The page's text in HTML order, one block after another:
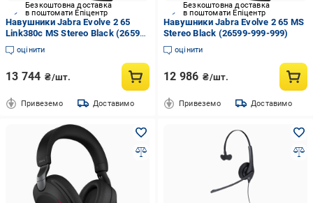
Безкоштовна доставка
в поштомати Епіцентр
Навушники Jabra Evolve 2 65
Link380c MS Stereo Black (26599-
999-899)
оцінити
13 744 ₴/шт.
Привеземо Доставимо
Безкоштовна доставка
в поштомати Епіцентр
Навушники Jabra Evolve 2 65 MS
Stereo Black (26599-999-999)
оцінити
12 986 ₴/шт.
Привеземо Доставимо